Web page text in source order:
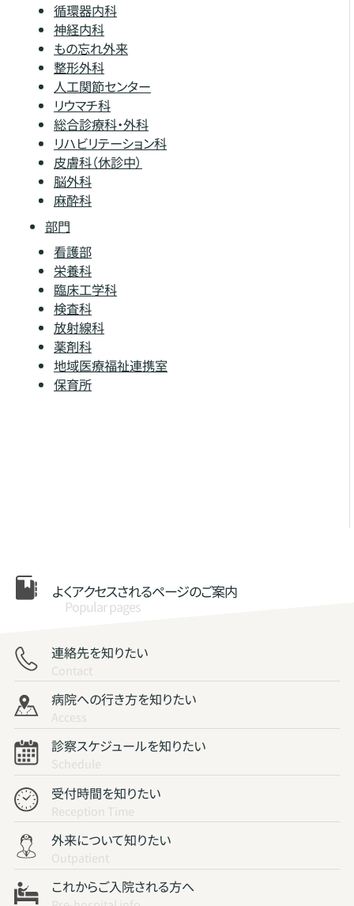
循環器内科
神経内科
もの忘れ外来
整形外科
人工関節センター
リウマチ科
総合診療科・外科
リハビリテーション科
皮膚科（休診中）
脳外科
麻酔科
部門
看護部
栄養科
臨床工学科
検査科
放射線科
薬剤科
地域医療福祉連携室
保育所
よくアクセスされるページのご案内
Popular pages
連絡先を知りたい
Contact
病院への行き方を知りたい
Access
診察スケジュールを知りたい
Schedule
受付時間を知りたい
Reception Time
外来について知りたい
Outpatient
これからご入院される方へ